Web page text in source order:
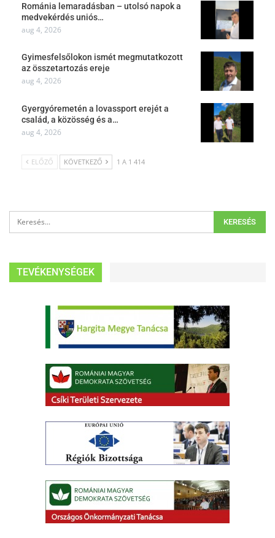
Románia lemaradásban – utolsó napok a
medvekérdés uniós…
aug 4, 2026
Gyimesfelsőlokon ismét megmutatkozott
az összetartozás ereje
aug 4, 2026
Gyergyóremetén a lovassport erejét a
család, a közösség és a…
aug 4, 2026
ELŐZŐ KÖVETKEZŐ 1 A 1 414
TEVÉKENYSÉGEK